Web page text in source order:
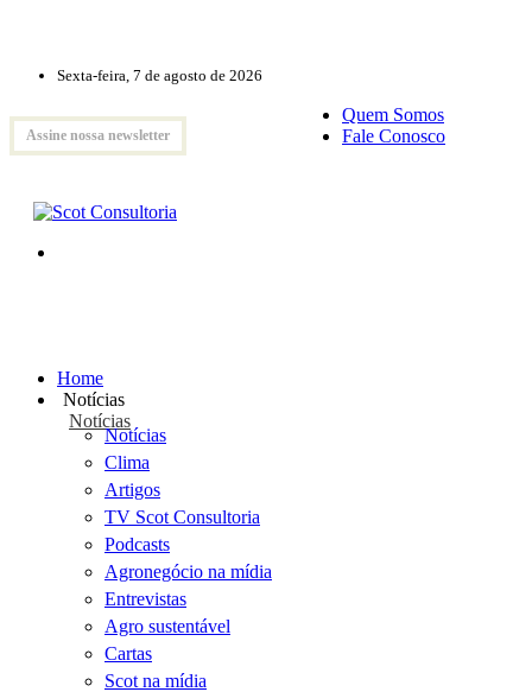
Sexta-feira, 7 de agosto de 2026
Assine nossa newsletter
Quem Somos
Fale Conosco
Home
Notícias
Notícias
Notícias
Clima
Artigos
TV Scot Consultoria
Podcasts
Agronegócio na mídia
Entrevistas
Agro sustentável
Cartas
Scot na mídia